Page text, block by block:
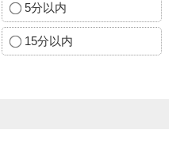
5分以内
15分以内